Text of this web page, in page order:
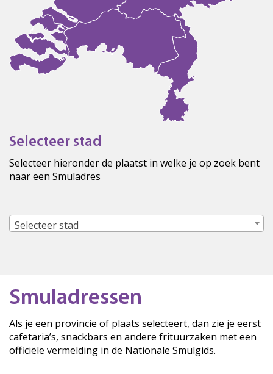
Selecteer stad
Selecteer hieronder de plaatst in welke je op zoek bent
naar een Smuladres
Selecteer stad
Smuladressen
Als je een provincie of plaats selecteert, dan zie je eerst
cafetaria’s, snackbars en andere frituurzaken met een
officiële vermelding in de Nationale Smulgids.